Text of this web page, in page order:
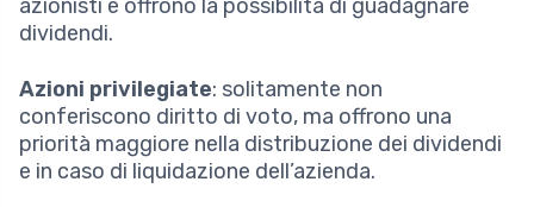
azionisti e offrono la possibilità di guadagnare
dividendi.
Azioni privilegiate: solitamente non
conferiscono diritto di voto, ma offrono una
priorità maggiore nella distribuzione dei dividendi
e in caso di liquidazione dell’azienda.